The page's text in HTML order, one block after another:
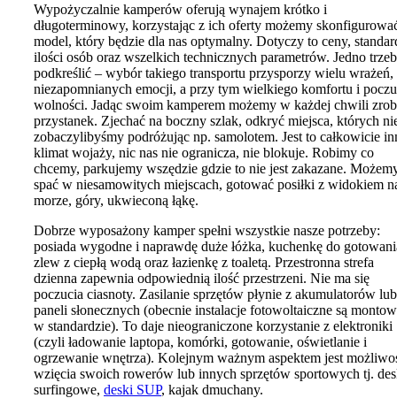
Wypożyczalnie kamperów oferują wynajem krótko i
długoterminowy, korzystając z ich oferty możemy
model, który będzie dla nas optymalny. Dotyczy to ceny,
ilości osób oraz wszelkich technicznych parametrów. Jedno
podkreślić – wybór takiego transportu przysporzy wielu wrażeń,
niezapomnianych emocji, a przy tym wielkiego komfortu i
wolności. Jadąc swoim kamperem możemy w każdej chwili
przystanek. Zjechać na boczny szlak, odkryć miejsca, których
zobaczylibyśmy podróżując np. samolotem. Jest to całkowicie
klimat wojaży, nic nas nie ogranicza, nie blokuje. Robimy co
chcemy, parkujemy wszędzie gdzie to nie jest zakazane.
spać w niesamowitych miejscach, gotować posiłki z widokiem
morze, góry, ukwieconą łąkę.
Dobrze wyposażony kamper spełni wszystkie nasze potrzeby:
posiada wygodne i naprawdę duże łóżka, kuchenkę do
zlew z ciepłą wodą oraz łazienkę z toaletą. Przestronna strefa
dzienna zapewnia odpowiednią ilość przestrzeni. Nie ma się
poczucia ciasnoty. Zasilanie sprzętów płynie z akumulatorów
paneli słonecznych (obecnie instalacje fotowoltaiczne są
w standardzie). To daje nieograniczone korzystanie z elektroniki
(czyli ładowanie laptopa, komórki, gotowanie, oświetlanie i
ogrzewanie wnętrza). Kolejnym ważnym aspektem jest
wzięcia swoich rowerów lub innych sprzętów sportowych tj.
surfingowe, deski SUP, kajak dmuchany.